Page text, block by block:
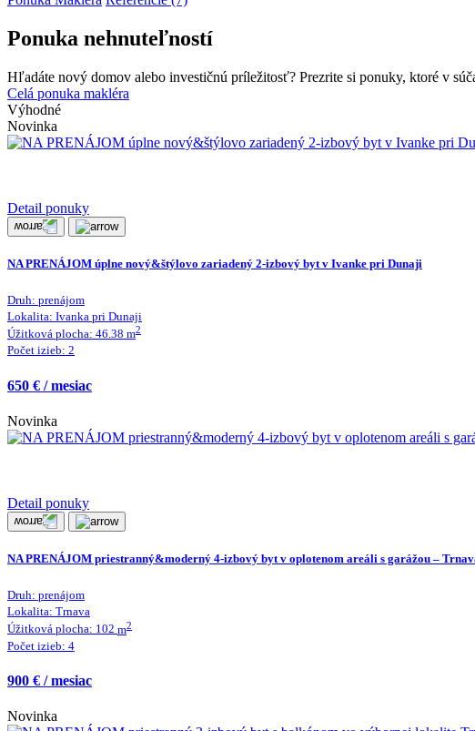
Ponuka nehnuteľností
Hľadáte nový domov alebo investičnú príležitosť? Prezrite si ponuky, ktoré v
Celá ponuka makléra
Výhodné
Novinka
Detail ponuky
NA PRENÁJOM úplne nový&štýlovo zariadený 2-izbový byt v Ivanke pri Dunaji
Druh: prenájom
Lokalita: Ivanka pri Dunaji
Úžitková plocha: 46.38 m2
Počet izieb: 2
650 € / mesiac
Novinka
Detail ponuky
NA PRENÁJOM priestranný&moderný 4-izbový byt v oplotenom areáli s garážou –
Druh: prenájom
Lokalita: Trnava
Úžitková plocha: 102 m2
Počet izieb: 4
900 € / mesiac
Novinka